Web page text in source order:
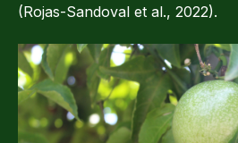
(Rojas-Sandoval et al., 2022).